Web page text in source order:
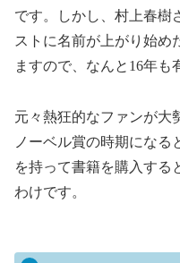
です。しかし、村上春樹
ストに名前が上がり始め
ますので、なんと16年も
元々熱狂的なファンが大
ノーベル賞の時期になる
を持って書籍を購入する
わけです。